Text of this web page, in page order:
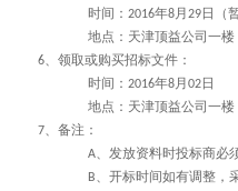
时间： 2016年8月 29日（
地点：天津顶益公司一楼
6、领取或购买招标文件：
时间： 2016年8月 02日
地点：天津顶益公司一楼
7、备注：
A、发放资料时投标商必
B、开标时间如有调整，